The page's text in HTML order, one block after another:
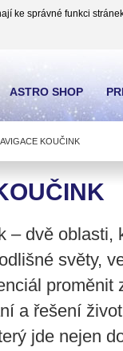
ke správné funkci
KOUČINK
– dvě oblasti,
světy,
proměnit
a řešení
jde nejen
ASTRO SHOP